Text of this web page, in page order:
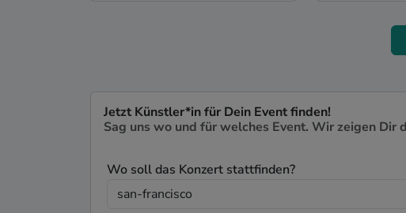
Jetzt Künstler*in für Dein Event finden!
Sag uns wo und für welches Event. Wir zeigen Dir
Wo soll das Konzert stattfinden?